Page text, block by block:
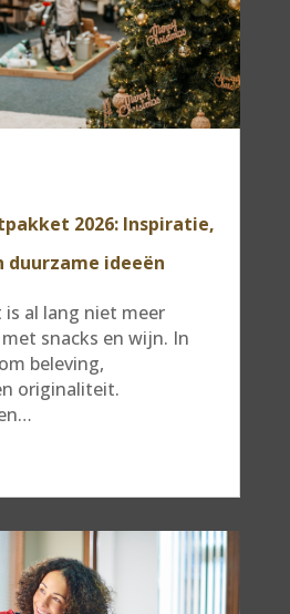
2026: Inspiratie,
duurzame ideeën
is al lang niet meer
snacks en wijn. In
beleving,
originaliteit.